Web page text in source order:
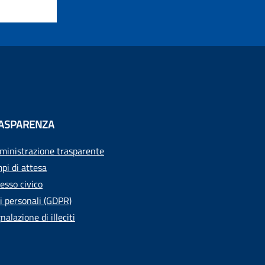
trasparente
di attesa
civico
personali (GDPR)
di illeciti